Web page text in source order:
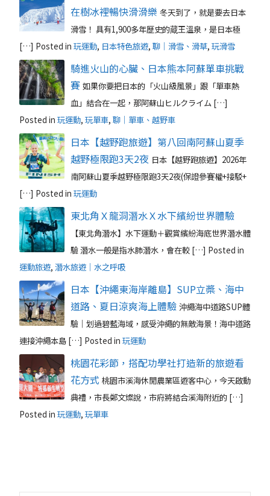
在樹冰裡暢快滑滑樂 冬天到了，就是要去日本
滑雪！ 具有1,900多年歷史的蔵王溫泉，是日本極
[…] Posted in 玩運動, 日本特色旅遊, 聊｜滑雪、滑草, 玩滑雪
騎進火山的心臟、日本熊本阿蘇單車挑戰
賽 如果你要把日本的「火山級風景」跟「單車熱
血」結合在一起，那阿蘇山ヒルクライム […]
Posted in 玩運動, 玩單車, 聊｜單車、越野車
日本【越野跑旅遊】第八回南阿蘇山夏季
越野極限跑3天2夜 日本【越野跑旅遊】2026年
南阿蘇山夏季越野極限跑3天2夜(保證參賽權+接駁+
[…] Posted in 玩運動
東北角Ｘ龍洞潛水Ｘ水下繽紛世界體驗
【東北角潛水】水下運動＋觀賞繽紛海底世界潛水體
驗 潛水一般是指水肺潛水，會在較 […] Posted in
運動旅遊, 潛水旅遊｜水之呼吸
日本【沖繩東海岸離島】SUP立槳、海中
道路、夏日涼爽海上體驗 沖繩海中道路SUP體
驗｜划過碧藍海域，感受沖繩的無敵海景！海中道路
連接沖繩本島 […] Posted in 玩運動
桃園花彩節，搭配功學社打造新的旅遊看
花方式 桃園市溪海休閒農業區遊客中心，今天啟動
典禮，市長鄭文燦說，市府將結合溪海附近的 […]
Posted in 玩運動, 玩單車